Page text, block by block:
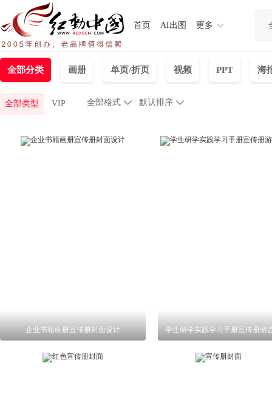
首页 AI出图 更多
全部分类 画册 单页/折页 视频 PPT 海
全部类型 VIP 
全部格式 默认排序 
企业书籍画册宣传册封面设计 学生研学实践学习手册宣传册游